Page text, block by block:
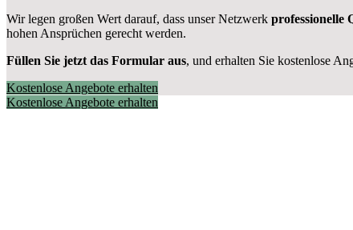
Wir legen großen Wert darauf, dass unser Netzwerk professionelle
hohen Ansprüchen gerecht werden.
Füllen Sie jetzt das Formular aus, und erhalten Sie kostenlose
Kostenlose Angebote erhalten
Kostenlose Angebote erhalten